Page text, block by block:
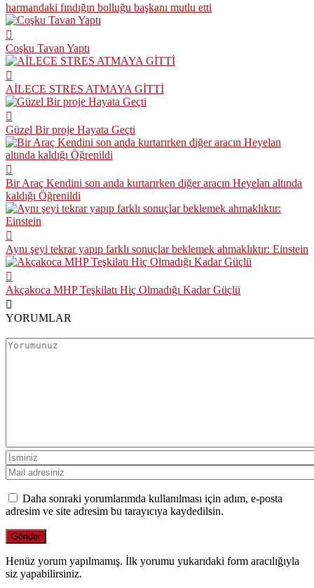
harmandaki fındığın bolluğu başkanı mutlu etti
Coşku Tavan Yaptı
AİLECE STRES ATMAYA GİTTİ
Güzel Bir proje Hayata Geçti
Bir Araç Kendini son anda kurtarırken diğer aracın Heyelan altında
kaldığı Öğrenildi
Aynı şeyi tekrar yapıp farklı sonuçlar beklemek ahmaklıktır: Einstein
Akçakoca MHP Teşkilatı Hiç Olmadığı Kadar Güçlü
YORUMLAR
Daha sonraki yorumlarımda kullanılması için adım, e-posta
adresim ve site adresim bu tarayıcıya kaydedilsin.
Henüz yorum yapılmamış. İlk yorumu yukarıdaki form aracılığıyla
siz yapabilirsiniz.